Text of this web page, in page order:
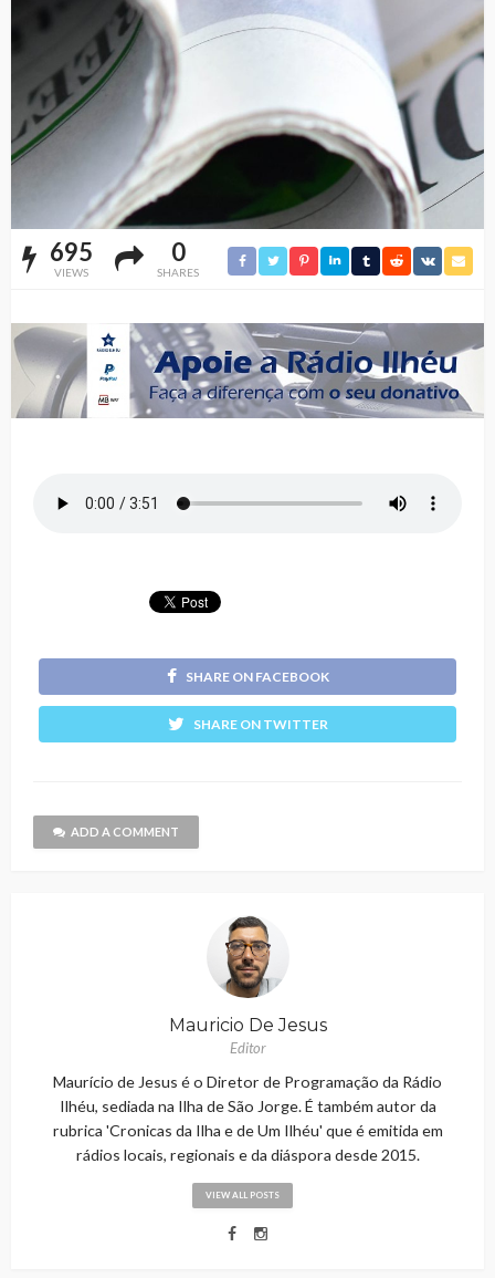
695
VIEWS
0
SHARES
SHARE ON FACEBOOK
SHARE ON TWITTER
ADD A COMMENT
Mauricio De Jesus
Editor
Maurício de Jesus é o Diretor de Programação da Rádio
Ilhéu, sediada na Ilha de São Jorge. É também autor da
rubrica 'Cronicas da Ilha e de Um Ilhéu' que é emitida em
rádios locais, regionais e da diáspora desde 2015.
VIEW ALL POSTS